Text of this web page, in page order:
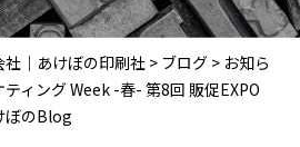
｜あけぼの印刷社 > ブログ > お知ら
ティング Week -春- 第8回 販促EXPO
ぼのBlog